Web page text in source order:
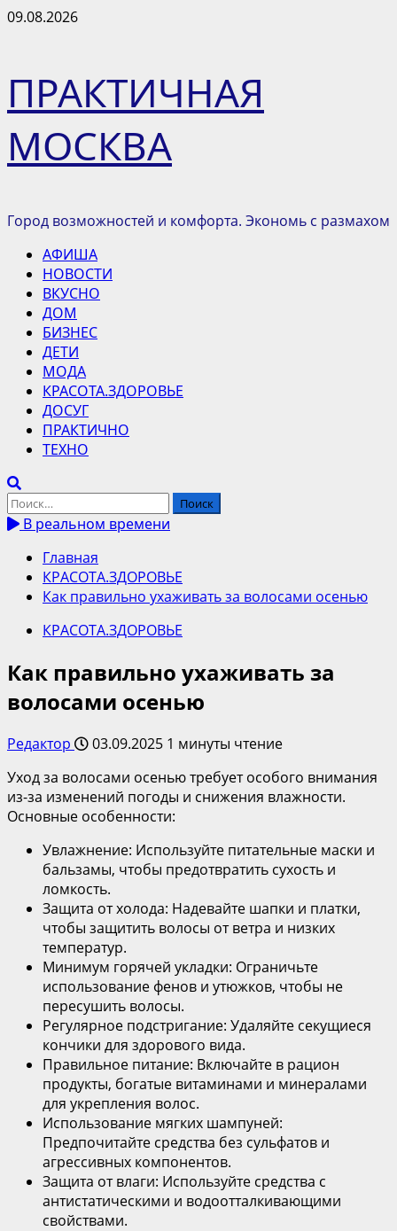
Перейти
09.08.2026
ПРАКТИЧНАЯ
МОСКВА
Город возможностей и комфорта. Экономь с размахом
Основное
меню
АФИША
НОВОСТИ
ВКУСНО
ДОМ
БИЗНЕС
ДЕТИ
МОДА
КРАСОТА.ЗДОРОВЬЕ
ДОСУГ
ПРАКТИЧНО
ТЕХНО
Найти:
В реальном времени
Главная
КРАСОТА.ЗДОРОВЬЕ
Как правильно ухаживать за волосами осенью
КРАСОТА.ЗДОРОВЬЕ
Как правильно ухаживать за
волосами осенью
Редактор 03.09.2025 1 минуты чтение
Уход за волосами осенью требует особого внимания
из-за изменений погоды и снижения влажности.
Основные особенности:
Увлажнение: Используйте питательные маски и
бальзамы, чтобы предотвратить сухость и
ломкость.
Защита от холода: Надевайте шапки и платки,
чтобы защитить волосы от ветра и низких
температур.
Минимум горячей укладки: Ограничьте
использование фенов и утюжков, чтобы не
пересушить волосы.
Регулярное подстригание: Удаляйте секущиеся
кончики для здорового вида.
Правильное питание: Включайте в рацион
продукты, богатые витаминами и минералами
для укрепления волос.
Использование мягких шампуней:
Предпочитайте средства без сульфатов и
агрессивных компонентов.
Защита от влаги: Используйте средства с
антистатическими и водоотталкивающими
свойствами.